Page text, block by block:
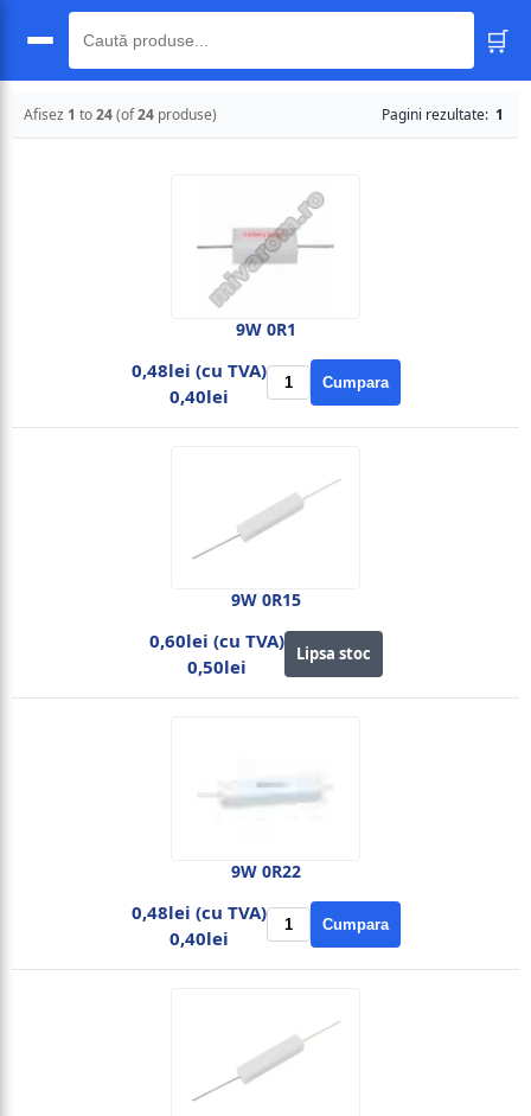
🛒
Afisez 1 to24(of24 produse) Pagini rezultate: 1
9W 0R1
0,48lei (cu TVA)
0,40lei
Cumpara
9W 0R15
0,60lei (cu TVA)
0,50lei
Lipsa stoc
9W 0R22
0,48lei (cu TVA)
0,40lei
Cumpara